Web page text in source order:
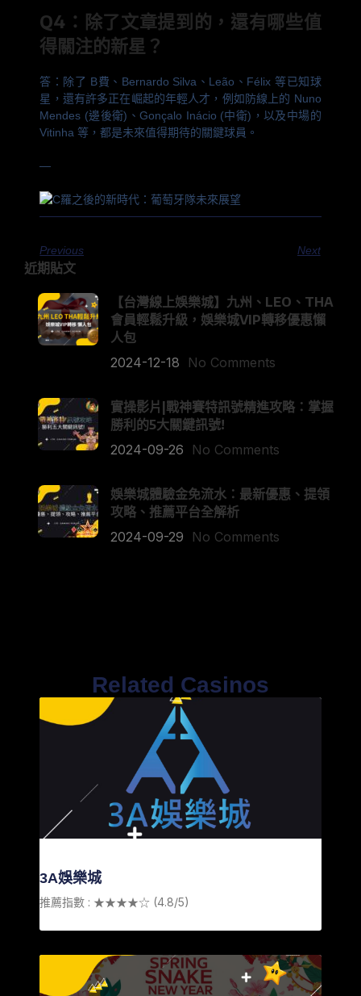
Q4：除了文章提到的，還有哪些值
得關注的新星？
答：除了 B費、Bernardo Silva、Leão、Félix 等已知球
星，還有許多正在崛起的年輕人才，例如防線上的 Nuno
Mendes (邊後衛)、Gonçalo Inácio (中衛)，以及中場的
Vitinha 等，都是未來值得期待的關鍵球員。
—
Previous Next
近期貼文
【台灣線上娛樂城】九州、LEO、THA
會員輕鬆升級，娛樂城VIP轉移優惠懶
人包
2024-12-18
No Comments
實操影片|戰神賽特訊號精進攻略：掌握
勝利的5大關鍵訊號!
2024-09-26
No Comments
娛樂城體驗金免流水：最新優惠、提領
攻略、推薦平台全解析
2024-09-29
No Comments
Related Casinos
3A娛樂城
推薦指數 : ★★★★☆ (4.8/5)